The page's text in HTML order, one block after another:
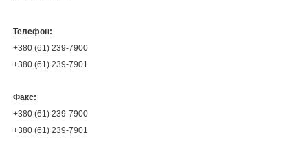
Телефон:
+380 (61) 239-7900
+380 (61) 239-7901
Факс:
+380 (61) 239-7900
+380 (61) 239-7901